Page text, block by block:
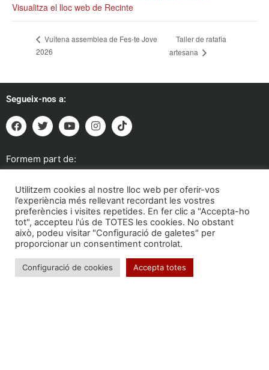
Visualitza el lloc web de Recinte
Vuitena assemblea de Fes-te Jove
2026
Taller de ratafia
artesana
Segueix-nos a:
Formem part de:
Troba'ns a:
Utilitzem cookies al nostre lloc web per oferir-vos
l’experiència més rellevant recordant les vostres
preferències i visites repetides. En fer clic a "Accepta-ho
tot", accepteu l'ús de TOTES les cookies. No obstant
això, podeu visitar "Configuració de galetes" per
proporcionar un consentiment controlat.
Configuració de cookies Accepta totes